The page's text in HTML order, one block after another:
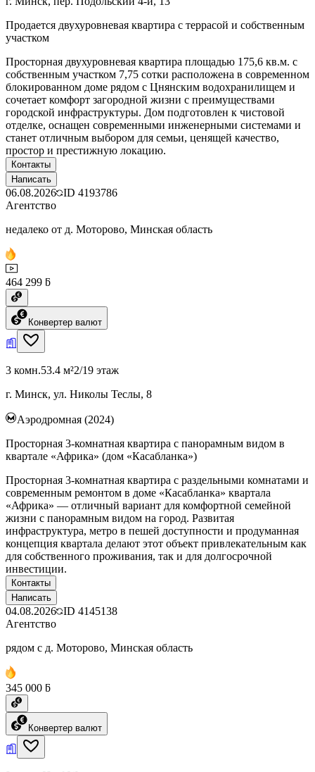
Продается двухуровневая квартира с террасой и собственным
участком
Просторная двухуровневая квартира площадью 175,6 кв.м. с
собственным участком 7,75 сотки расположена в современном
блокированном доме рядом с Цнянским водохранилищем и
сочетает комфорт загородной жизни с преимуществами
городской инфраструктуры. Дом подготовлен к чистовой
отделке, оснащен современными инженерными системами и
станет отличным выбором для семьи, ценящей качество,
простор и престижную локацию.
Контакты
Написать
06.08.2026 ID 4193786
Агентство
недалеко от д. Моторово, Минская область
464 299 ƃ
Конвертер валют
3 комн.53.4 м²2/19 этаж
г. Минск, ул. Николы Теслы, 8
Аэродромная (2024)
Просторная 3-комнатная квартира с панорамным видом в
квартале «Африка» (дом «Касабланка»)
Просторная 3-комнатная квартира с раздельными комнатами и
современным ремонтом в доме «Касабланка» квартала
«Африка» — отличный вариант для комфортной семейной
жизни с панорамным видом на город. Развитая
инфраструктура, метро в пешей доступности и продуманная
концепция квартала делают этот объект привлекательным как
для собственного проживания, так и для долгосрочной
инвестиции.
Контакты
Написать
04.08.2026 ID 4145138
Агентство
рядом с д. Моторово, Минская область
345 000 ƃ
Конвертер валют